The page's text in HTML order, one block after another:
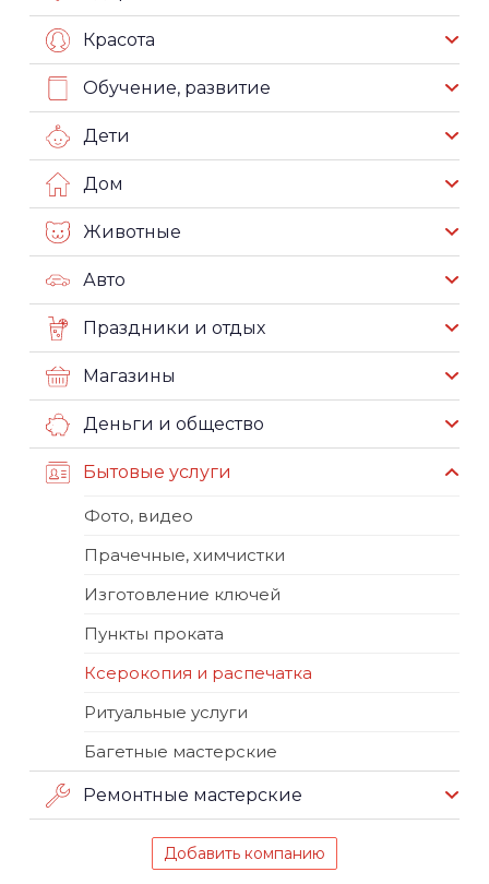
Красота
Обучение, развитие
Дети
Дом
Животные
Авто
Праздники и отдых
Магазины
Деньги и общество
Бытовые услуги
Фото, видео
Прачечные, химчистки
Изготовление ключей
Пункты проката
Ксерокопия и распечатка
Ритуальные услуги
Багетные мастерские
Ремонтные мастерские
Добавить компанию